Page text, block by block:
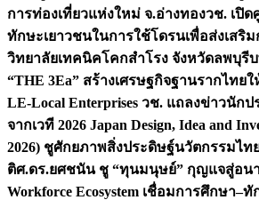
การท่องเที่ยวแห่งใหม่ จ.อ่างทองวช. เปิด
ทักษะเยาวชนในการใช้โดรนเพื่อส่งเสริ
วิทยาลัยเทคนิคโคกสำโรง จังหวัดลพบุรี
“THE 3Ea” สร้างเศรษฐกิจฐานรากไทย
LE-Local Enterprises วช. แถลงข่าวนักป
จากเวที 2026 Japan Design, Idea and
2026) ชูศักยภาพสิ่งประดิษฐ์นวัตกรรมไท
ติศ.ดร.ยศชนัน ชู “ทุนมนุษย์” กุญแจสู่อนา
Workforce Ecosystem เชื่อมการศึกษา–